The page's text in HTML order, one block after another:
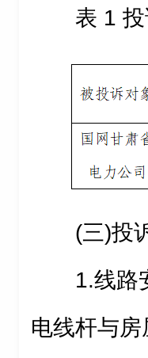
表 1
(三)投
1.线路
电线杆与